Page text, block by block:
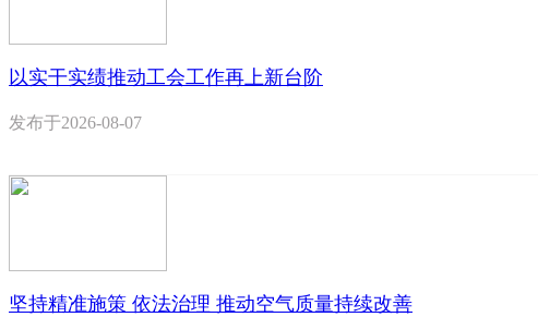
以实干实绩推动工会工作再上新台阶
发布于2026-08-07
坚持精准施策 依法治理 推动空气质量持续改善